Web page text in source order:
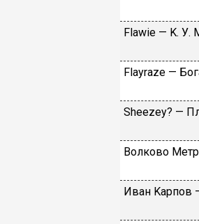
Flаwiе — K. У.
Flаyrаzе —
Shееzеy? —
Вoлкoвo
Ивaн